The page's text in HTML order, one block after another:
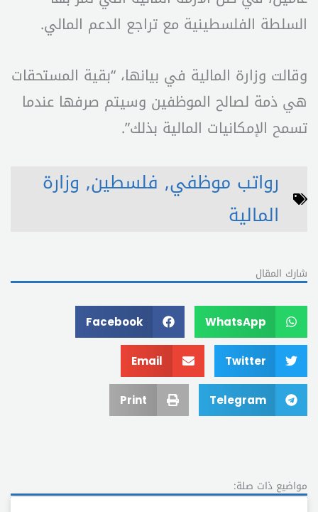
السلطة الفلسطينية مع تراجع الدعم المالي.
وقالت وزارة المالية في بيانها، “بقية المستحقات
هي ذمة لصالح الموظفين وسيتم صرفها عندما
تسمح الإمكانيات المالية بذلك”.
رواتب موظفي, فلسطين, وزارة
المالية
شارك المقال
WhatsApp
Facebook
Twitter
Email
Telegram
Print
مواضيع ذات صلة: